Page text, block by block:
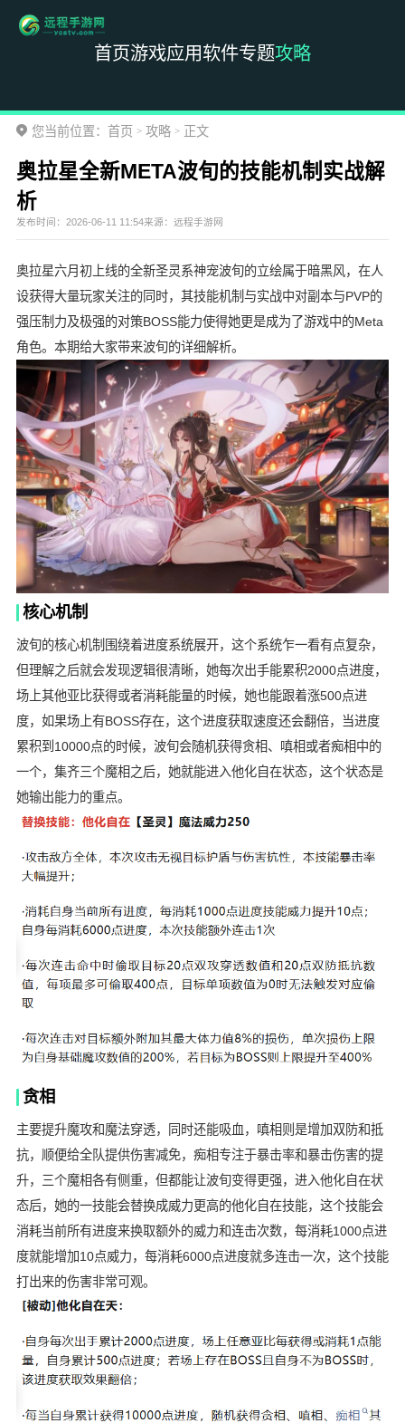
首页游戏应用软件专题攻略
您当前位置： 首页 > 攻略 > 正文
奥拉星全新META波旬的技能机制实战解
析
发布时间： 2026-06-11 11:54来源： 远程手游网
奥拉星六月初上线的全新圣灵系神宠波旬的立绘属于暗黑风，在人
设获得大量玩家关注的同时，其技能机制与实战中对副本与PVP的
强压制力及极强的对策BOSS能力使得她更是成为了游戏中的Meta
角色。本期给大家带来波旬的详细解析。
核心机制
波旬的核心机制围绕着进度系统展开，这个系统乍一看有点复杂，
但理解之后就会发现逻辑很清晰，她每次出手能累积2000点进度，
场上其他亚比获得或者消耗能量的时候，她也能跟着涨500点进
度，如果场上有BOSS存在，这个进度获取速度还会翻倍，当进度
累积到10000点的时候，波旬会随机获得贪相、嗔相或者痴相中的
一个，集齐三个魔相之后，她就能进入他化自在状态，这个状态是
她输出能力的重点。
贪相
主要提升魔攻和魔法穿透，同时还能吸血，嗔相则是增加双防和抵
抗，顺便给全队提供伤害减免，痴相专注于暴击率和暴击伤害的提
升，三个魔相各有侧重，但都能让波旬变得更强，进入他化自在状
态后，她的一技能会替换成威力更高的他化自在技能，这个技能会
消耗当前所有进度来换取额外的威力和连击次数，每消耗1000点进
度就能增加10点威力，每消耗6000点进度就多连击一次，这个技能
打出来的伤害非常可观。